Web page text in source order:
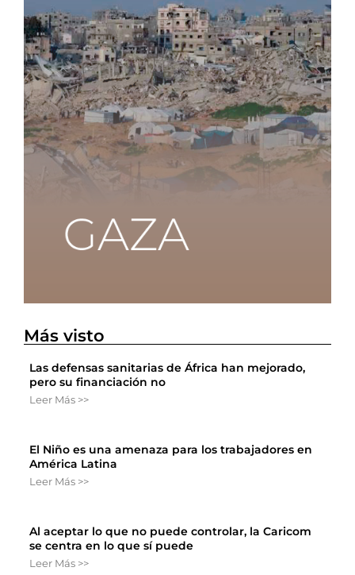
Más visto
Las defensas sanitarias de África han mejorado,
pero su financiación no
Leer Más >>
El Niño es una amenaza para los trabajadores en
América Latina
Leer Más >>
Al aceptar lo que no puede controlar, la Caricom
se centra en lo que sí puede
Leer Más >>